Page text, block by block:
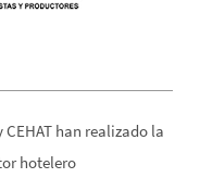
CEHAT han realizado la
hotelero